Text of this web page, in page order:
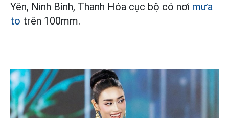
Yên, Ninh Bình, Thanh Hóa cục bộ có nơi mưa
to trên 100mm.